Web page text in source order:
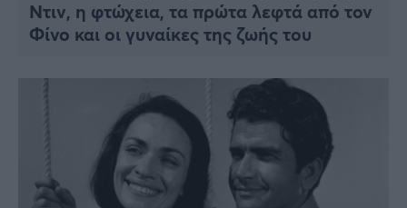
Ντιν, η φτώχεια, τα πρώτα λεφτά από τον
Φίνο και οι γυναίκες της ζωής του